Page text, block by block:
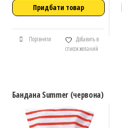
Придбати товар
Порівняти
Добавить в
список желаний
Бандана Summer (червона)